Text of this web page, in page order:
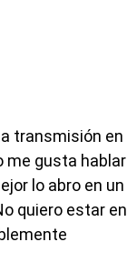
transmisión en
me gusta hablar
lo abro en un
quiero estar en